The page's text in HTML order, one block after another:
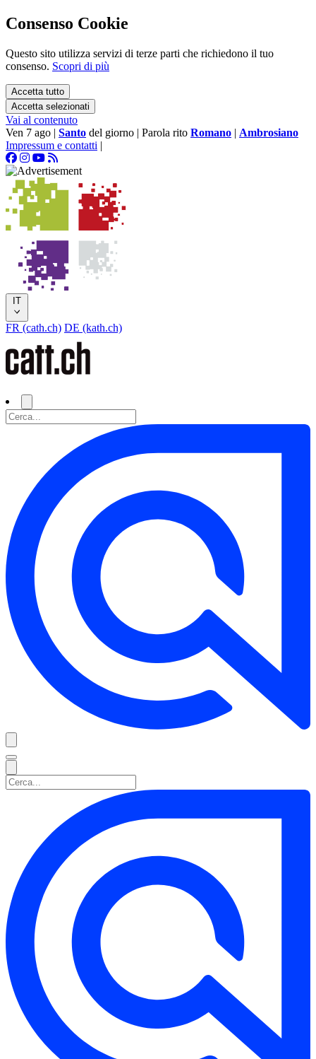
Consenso Cookie
Questo sito utilizza servizi di terze parti che richiedono il tuo
consenso. Scopri di più
Accetta tutto
Accetta selezionati
Vai al contenuto
Ven 7 ago | Santo del giorno | Parola rito Romano | Ambrosiano
Impressum e contatti |
IT
FR (cath.ch) DE (kath.ch)